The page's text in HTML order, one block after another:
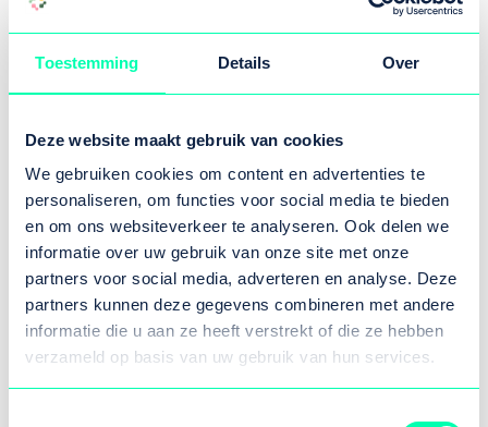
Toestemming Details Over
Deze website maakt gebruik van cookies
We gebruiken cookies om content en advertenties te
personaliseren, om functies voor social media te bieden
en om ons websiteverkeer te analyseren. Ook delen we
informatie over uw gebruik van onze site met onze
partners voor social media, adverteren en analyse. Deze
partners kunnen deze gegevens combineren met andere
informatie die u aan ze heeft verstrekt of die ze hebben
verzameld op basis van uw gebruik van hun services.
fysiotherapeuten, huisartsen, orthopeden,
ziekenhuizen en zorgverzekeraars samen aan
de slag om de zorg voor patiënten met
duurzaam te verbeteren.
Passende zorg
Binnen passende zorg willen we de regionale
transmurale samenwerkingsafspraken samen
brengen, bundelen en versterken.